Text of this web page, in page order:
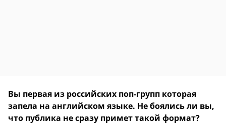
Вы первая из российских поп-групп которая
запела на английском языке. Не боялись ли вы,
что публика не сразу примет такой формат?